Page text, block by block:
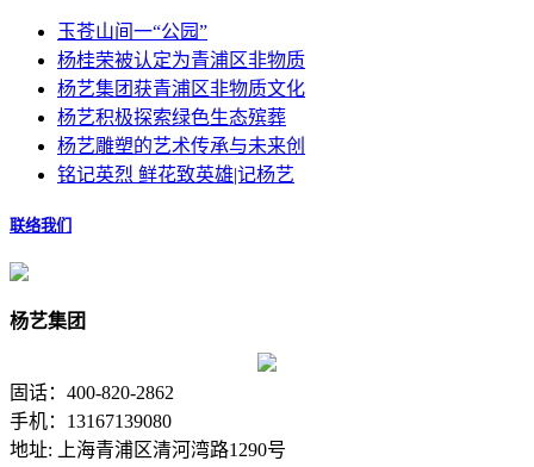
玉苍山间一“公园”
杨桂荣被认定为青浦区非物质
杨艺集团获青浦区非物质文化
杨艺积极探索绿色生态殡葬
杨艺雕塑的艺术传承与未来创
铭记英烈 鲜花致英雄|记杨艺
联络我们
杨艺集团
固话：400-820-2862
手机：13167139080
地址: 上海青浦区清河湾路1290号